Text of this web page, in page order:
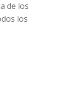
de los
los